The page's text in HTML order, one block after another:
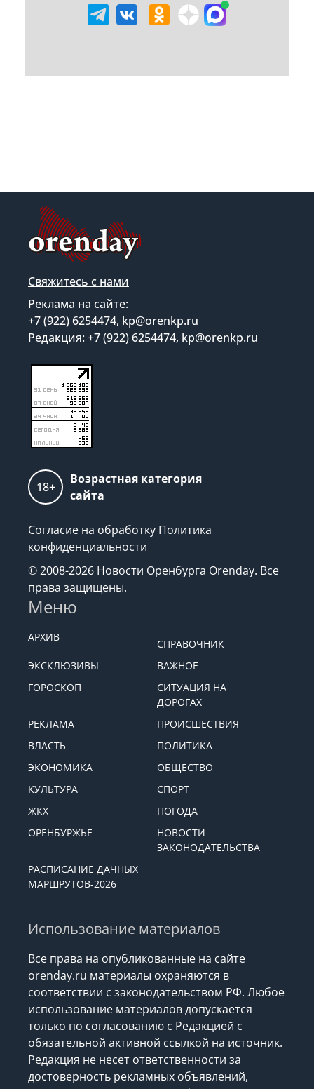
Свяжитесь с нами
Реклама на сайте:
+7 (922) 6254474, kp@orenkp.ru
Редакция: +7 (922) 6254474, kp@orenkp.ru
18+
Возрастная категория
сайта
Согласие на обработку Политика
конфиденциальности
© 2008-2026 Новости Оренбурга Orenday. Все
права защищены.
Меню
АРХИВ
СПРАВОЧНИК
ЭКСКЛЮЗИВЫ
ВАЖНОЕ
ГОРОСКОП
СИТУАЦИЯ НА
ДОРОГАХ
РЕКЛАМА
ПРОИСШЕСТВИЯ
ВЛАСТЬ
ПОЛИТИКА
ЭКОНОМИКА
ОБЩЕСТВО
КУЛЬТУРА
СПОРТ
ЖКХ
ПОГОДА
ОРЕНБУРЖЬЕ
НОВОСТИ
ЗАКОНОДАТЕЛЬСТВА
РАСПИСАНИЕ ДАЧНЫХ
МАРШРУТОВ-2026
Использование материалов
Все права на опубликованные на сайте
orenday.ru материалы охраняются в
соответствии с законодательством РФ. Любое
использование материалов допускается
только по согласованию с Редакцией с
обязательной активной ссылкой на источник.
Редакция не несет ответственности за
достоверность рекламных объявлений,